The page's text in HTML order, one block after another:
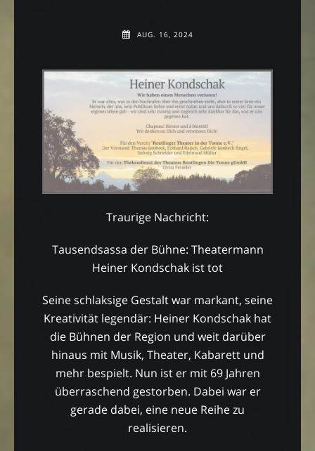
AUG. 16, 2024
Traurige Nachricht:
Tausendsassa der Bühne: Theatermann
Heiner Kondschak ist tot
Seine schlaksige Gestalt war markant, seine
Kreativität legendär: Heiner Kondschak hat
die Bühnen der Region und weit darüber
hinaus mit Musik, Theater, Kabarett und
mehr bespielt. Nun ist er mit 69 Jahren
überraschend gestorben. Dabei war er
gerade dabei, eine neue Reihe zu
realisieren.